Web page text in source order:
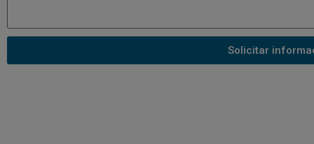
Solicitar